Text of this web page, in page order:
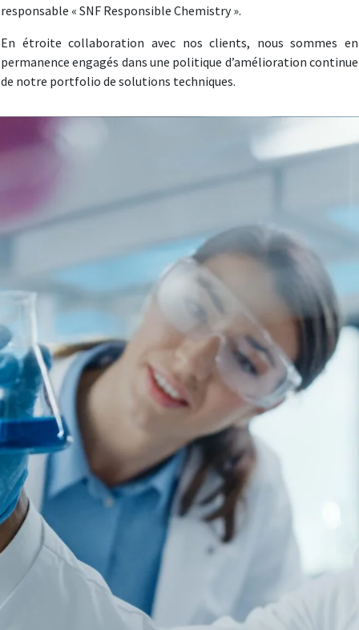
responsable « SNF Responsible Chemistry ».
En étroite collaboration avec nos clients, nous sommes en
permanence engagés dans une politique d’amélioration continue
de notre portfolio de solutions techniques.